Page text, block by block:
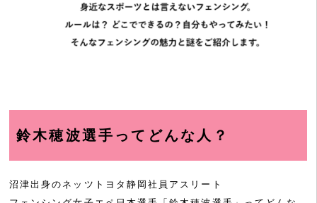
鈴木穂波選手ってどんな人？
沼津出身のネッツトヨタ静岡社員アスリート